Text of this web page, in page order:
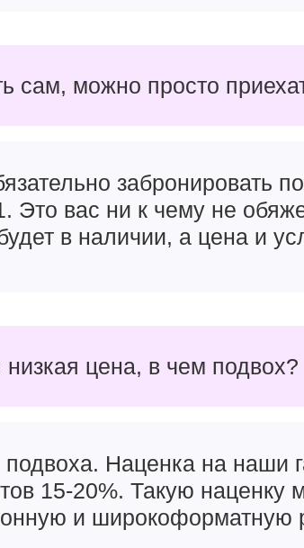
сам, можно просто
забронировать
Это вас ни к чему не
в наличии, а цена и
цена, в чем подвох?
подвоха. Наценка на наши
15-20%. Такую
и широкоформатную